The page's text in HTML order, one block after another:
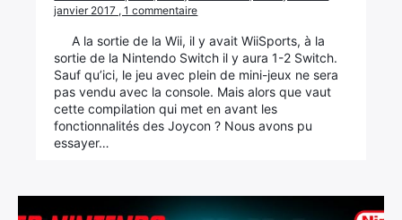
janvier 2017 , 1 commentaire
A la sortie de la Wii, il y avait WiiSports, à la
sortie de la Nintendo Switch il y aura 1-2 Switch.
Sauf qu’ici, le jeu avec plein de mini-jeux ne sera
pas vendu avec la console. Mais alors que vaut
cette compilation qui met en avant les
fonctionnalités des Joycon ? Nous avons pu
essayer…